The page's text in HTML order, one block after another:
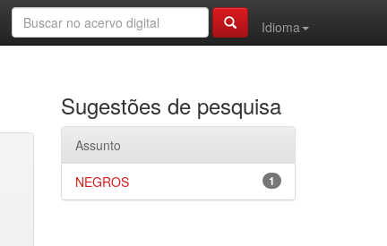
Idioma
Sugestões de pesquisa
Assunto
1
NEGROS